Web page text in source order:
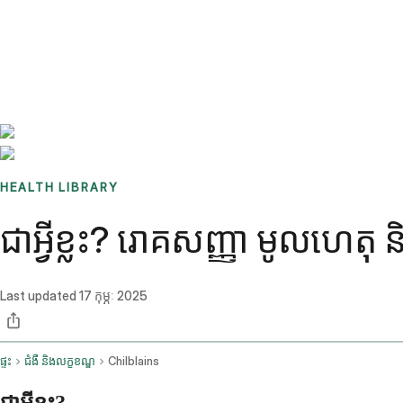
HEALTH LIBRARY
ជាអ្វីខ្លះ? រោគសញ្ញា មូលហេតុ
Last updated 17 កុម្ភៈ 2025
ផ្ទះ ជំងឺ និងលក្ខខណ្ឌ Chilblains